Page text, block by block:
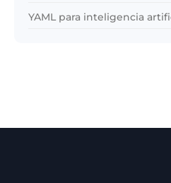
YAML para inteligencia